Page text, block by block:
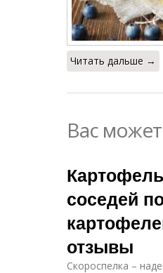
Читать дальше →
Вас
соседей
отзывы
Скороспелка –